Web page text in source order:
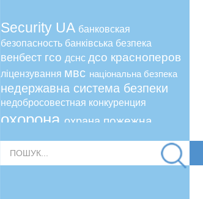
Security UA банковская
безопасность банківська безпека
венбест гсо дснс дсо красноперов
ліцензування мвс національна безпека
недержавна система безпеки
недобросовестная конкуренция
охорона охрана пожежна
поліція охорони ринок безпеки
рынок безопасностисергей сидоренко